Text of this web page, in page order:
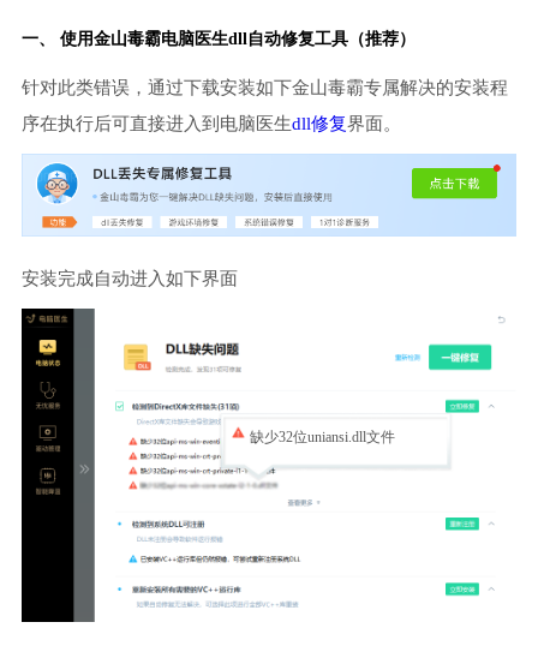
一、 使用金山毒霸电脑医生dll自动修复工具（推荐）
针对此类错误，通过下载安装如下金山毒霸专属解决的安装程
序在执行后可直接进入到电脑医生dll修复界面。
安装完成自动进入如下界面
缺少32位uniansi.dll文件